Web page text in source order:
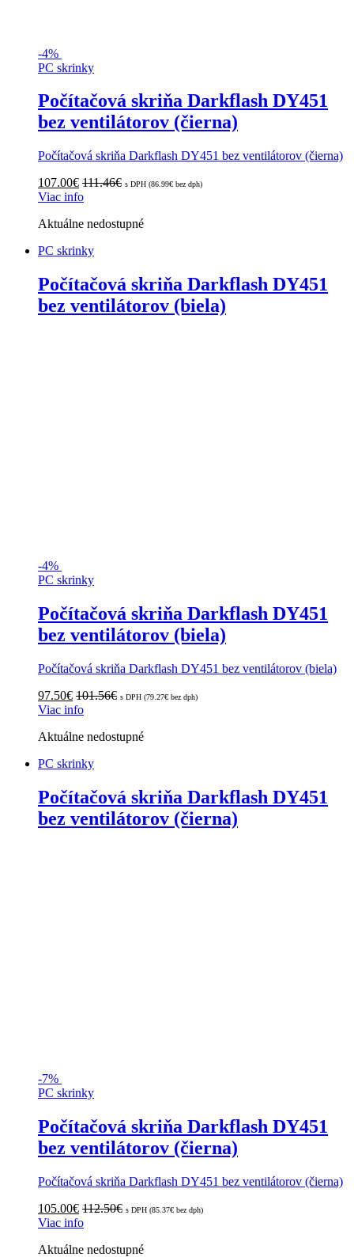
-4%
PC skrinky
Počítačová skriňa Darkflash DY451
bez ventilátorov (čierna)
Počítačová skriňa Darkflash DY451 bez ventilátorov (čierna)
107.00€ 111.46€ s DPH (86.99€ bez dph)
Viac info
Aktuálne nedostupné
PC skrinky
Počítačová skriňa Darkflash DY451
bez ventilátorov (biela)
-4%
PC skrinky
Počítačová skriňa Darkflash DY451
bez ventilátorov (biela)
Počítačová skriňa Darkflash DY451 bez ventilátorov (biela)
97.50€ 101.56€ s DPH (79.27€ bez dph)
Viac info
Aktuálne nedostupné
PC skrinky
Počítačová skriňa Darkflash DY451
bez ventilátorov (čierna)
-7%
PC skrinky
Počítačová skriňa Darkflash DY451
bez ventilátorov (čierna)
Počítačová skriňa Darkflash DY451 bez ventilátorov (čierna)
105.00€ 112.50€ s DPH (85.37€ bez dph)
Viac info
Aktuálne nedostupné